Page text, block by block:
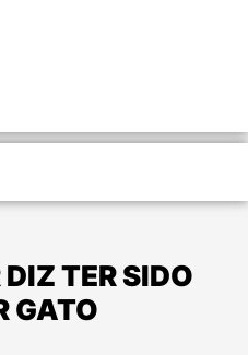
TER SIDO
GATO